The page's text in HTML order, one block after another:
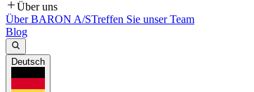
Über uns
Über BARON A/STreffen Sie unser Team
Blog
Deutsch